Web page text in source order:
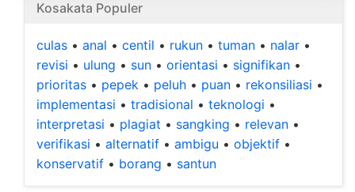
Kosakata Populer
culas • anal • centil • rukun • tuman • nalar •
revisi • ulung • sun • orientasi • signifikan •
prioritas • pepek • peluh • puan • rekonsiliasi •
implementasi • tradisional • teknologi •
interpretasi • plagiat • sangking • relevan •
verifikasi • alternatif • ambigu • objektif •
konservatif • borang • santun